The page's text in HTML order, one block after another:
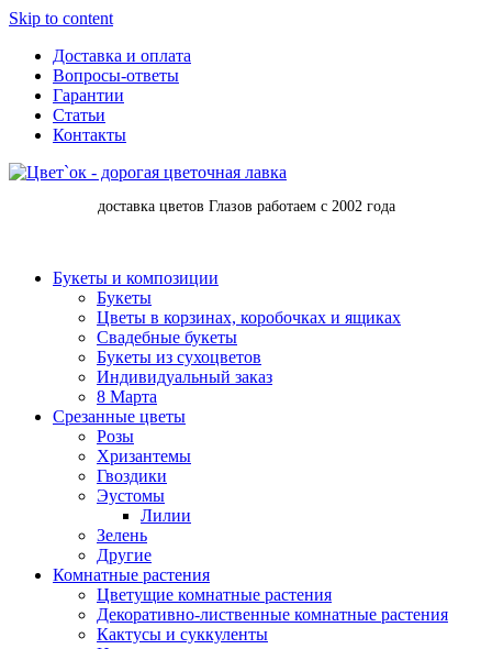
Skip to content
Доставка и оплата
Вопросы-ответы
Гарантии
Статьи
Контакты
доставка цветов Глазов работаем с 2002 года
Букеты и композиции
Букеты
Цветы в корзинах, коробочках и ящиках
Свадебные букеты
Букеты из сухоцветов
Индивидуальный заказ
8 Марта
Срезанные цветы
Розы
Хризантемы
Гвоздики
Эустомы
Лилии
Зелень
Другие
Комнатные растения
Цветущие комнатные растения
Декоративно-лиственные комнатные растения
Кактусы и суккуленты